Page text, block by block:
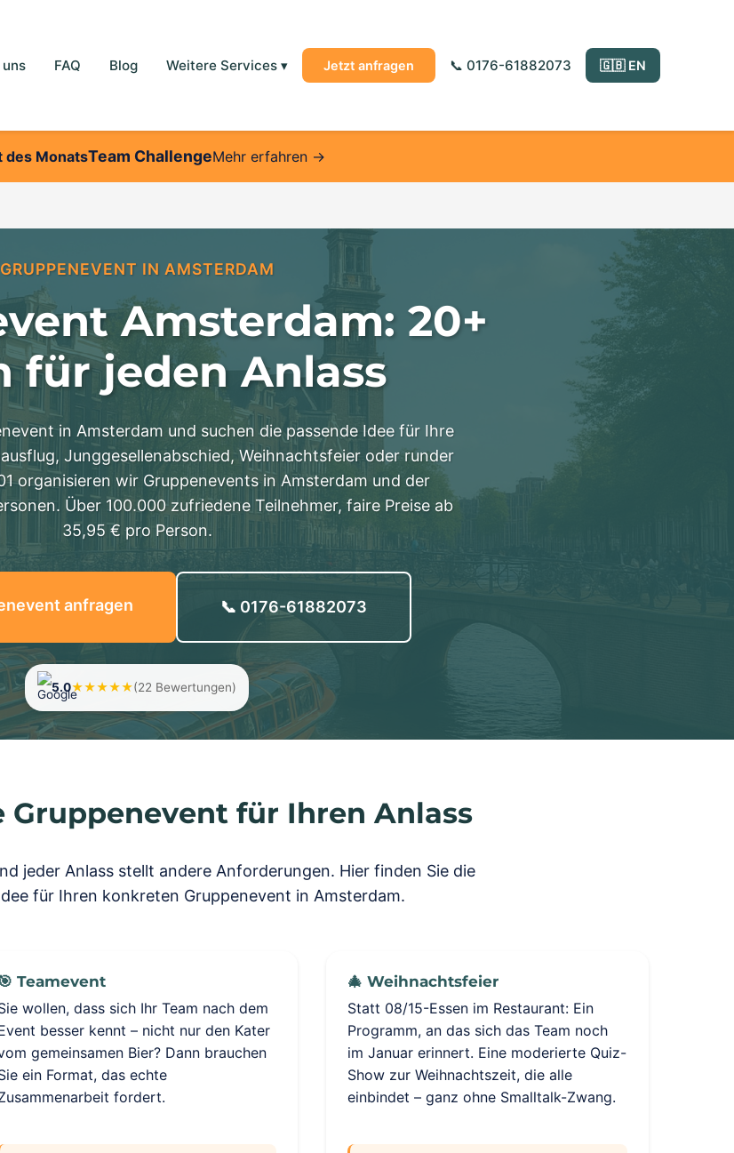
FAQ Blog Weitere Services ▾ Jetzt anfragen 📞 0176-61882073 🇬🇧 EN
des MonatsTeam ChallengeMehr erfahren →
GRUPPENEVENT IN AMSTERDAM
Amsterdam: 20+
für jeden Anlass
in Amsterdam und suchen die passende Idee für Ihre
Junggesellenabschied, Weihnachtsfeier oder runder
organisieren wir Gruppenevents in Amsterdam und der
Über 100.000 zufriedene Teilnehmer, faire Preise ab
35,95 € pro Person.
anfragen 📞 0176-61882073
5.0★★★★★(22 Bewertungen)
Gruppenevent für Ihren Anlass
jeder Anlass stellt andere Anforderungen. Hier finden Sie die
für Ihren konkreten Gruppenevent in Amsterdam.
🎯 Teamevent
wollen, dass sich Ihr Team nach dem
besser kennt – nicht nur den Kater
gemeinsamen Bier? Dann brauchen
ein Format, das echte
fordert.
🎄 Weihnachtsfeier
Statt 08/15-Essen im Restaurant: Ein
Programm, an das sich das Team noch
im Januar erinnert. Eine moderierte Quiz-
Show zur Weihnachtszeit, die alle
einbindet – ganz ohne Smalltalk-Zwang.